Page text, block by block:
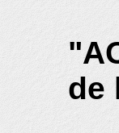
de